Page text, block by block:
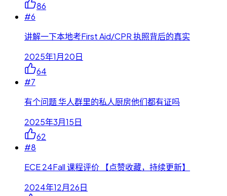
86
#6
讲解一下本地考First Aid/CPR 执照背后的真实
2025年1月20日
64
#7
有个问题 华人群里的私人厨房他们都有证吗
2025年3月15日
62
#8
ECE 24Fall 课程评价 【点赞收藏，持续更新】
2024年12月26日